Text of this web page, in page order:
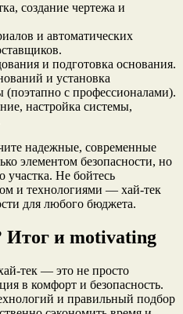
создание чертежа и
и автоматических
и подготовка основания.
и установка
(поэтапно с профессионалами).
настройка системы,
надежные, современные
элементом безопасности, но
Не бойтесь
и технологиями — хай-тек
для любого бюджета.
Итог и motivating
тек — это не просто
в комфорт и безопасность.
и правильный подбор